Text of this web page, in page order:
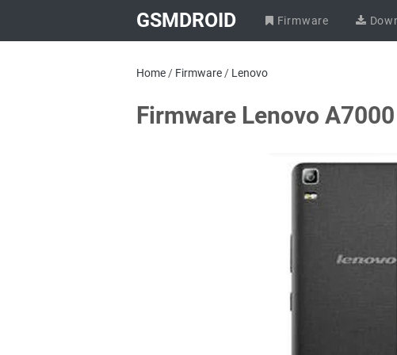
GSMDROID Firmware
Home / Firmware / Lenovo
Firmware Lenovo